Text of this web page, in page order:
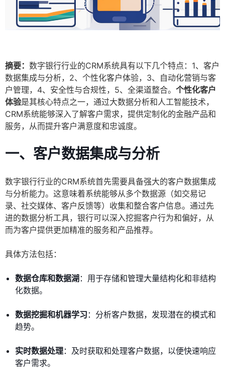
摘要： 数字银行行业的CRM系统具有以下几个特点：1、客户
数据集成与分析，2、个性化客户体验，3、自动化营销与客
户管理，4、安全性与合规性，5、全渠道整合。 个性化客户
体验是其核心特点之一，通过大数据分析和人工智能技术，
CRM系统能够深入了解客户需求，提供定制化的金融产品和
服务，从而提升客户满意度和忠诚度。
一、客户数据集成与分析
数字银行行业的CRM系统首先需要具备强大的客户数据集成
与分析能力。这意味着系统能够从多个数据源（如交易记
录、社交媒体、客户反馈等）收集和整合客户信息。通过先
进的数据分析工具，银行可以深入挖掘客户行为和偏好，从
而为客户提供更加精准的服务和产品推荐。
具体方法包括：
数据仓库和数据湖 ：用于存储和管理大量结构化和非结构
化数据。
数据挖掘和机器学习 ：分析客户数据，发现潜在的模式和
趋势。
实时数据处理：及时获取和处理客户数据，以便快速响应
客户需求。